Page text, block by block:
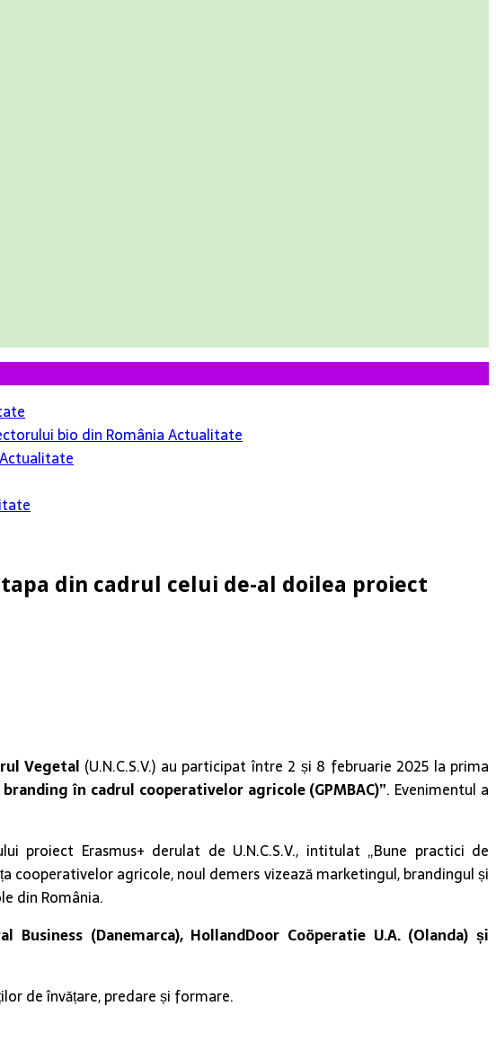
bio din RomâniaActualitate
Actualitate
din cadrul celui de-al doilea proiect
Vegetal (U.N.C.S.V.) au participat între 2 și 8 februarie 2025 la prima
în cadrul cooperativelor agricole (GPMBAC)”. Evenimentul a
proiect Erasmus+ derulat de U.N.C.S.V., intitulat „Bune practici de
cooperativelor agricole, noul demers vizează marketingul, brandingul și
din România.
Business (Danemarca), HollandDoor Coöperatie U.A. (Olanda) și
de învățare, predare și formare.